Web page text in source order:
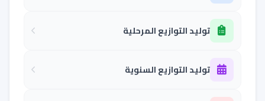
توليد التوازيع المرحلية
توليد التوازيع السنوية